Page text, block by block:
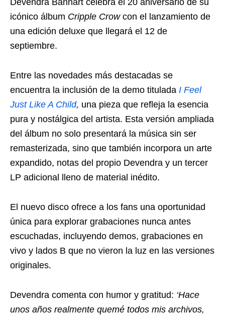
icónico álbum Cripple Crowcon el lanzamiento de
una edición deluxe que llegará el 12 de
septiembre.
Entre las novedades más destacadas se
encuentra la inclusión de la demo titulada I Feel
Just Like A Child, una pieza que refleja la esencia
pura y nostálgica del artista. Esta versión ampliada
del álbum no solo presentará la música sin ser
remasterizada, sino que también incorpora un arte
expandido, notas del propio Devendra y un tercer
LP adicional lleno de material inédito.
El nuevo disco ofrece a los fans una oportunidad
única para explorar grabaciones nunca antes
escuchadas, incluyendo demos, grabaciones en
vivo y lados B que no vieron la luz en las versiones
originales.
Devendra comenta con humor y gratitud: ‘Hace
unos años realmente quemé todos mis archivos,